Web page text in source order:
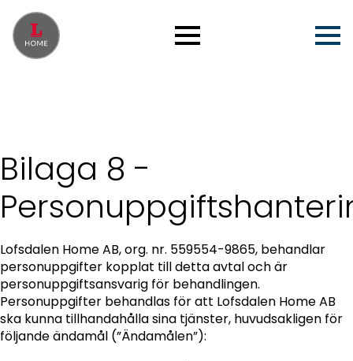
Bilaga 8 -
Lofsdalen Home AB, org. nr. 559554-9865, behandlar
personuppgifter kopplat till detta avtal och är
personuppgiftsansvarig för behandlingen.
Personuppgifter behandlas för att Lofsdalen Home AB
ska kunna tillhandahålla sina tjänster, huvudsakligen för
följande ändamål (”Ändamålen”):